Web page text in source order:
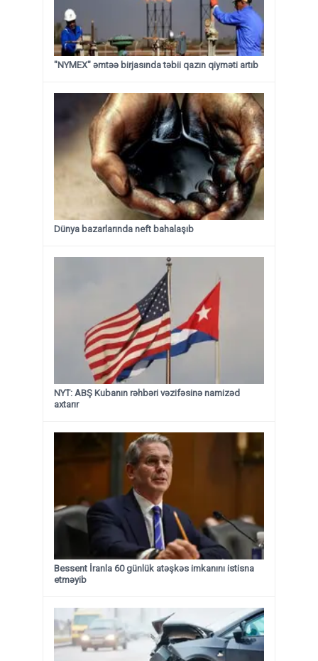
"NYMEX" əmtəə birjasında təbii qazın qiyməti artıb
Dünya bazarlarında neft bahalaşıb
NYT: ABŞ Kubanın rəhbəri vəzifəsinə namizəd
axtarır
Bessent İranla 60 günlük atəşkəs imkanını istisna
etməyib